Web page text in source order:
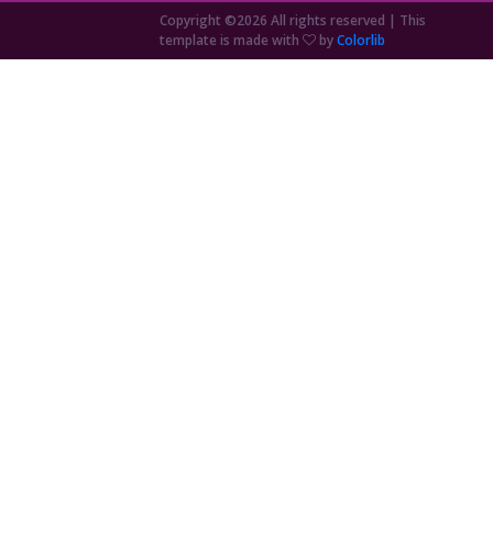
Copyright ©2026 All rights reserved | This
template is made with
byColorlib